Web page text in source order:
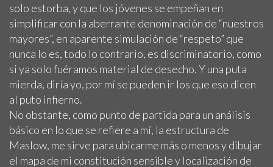
solo estorba, y que los jóvenes se empeñan en
simplificar con la aberrante denominación de “nuestros
mayores”, en aparente simulación de “respeto” que
nunca lo es, todo lo contrario, es discriminatorio, como
si ya solo fuéramos material de desecho. Y una puta
mierda, diría yo, por mí se pueden ir los que eso dicen
al puto infierno.
No obstante, como punto de partida para un análisis
básico en lo que se refiere a mí, la estructura de
Maslow, me sirve para ubicarme más o menos y dibujar
el mapa de mi constitución sensible y localización de